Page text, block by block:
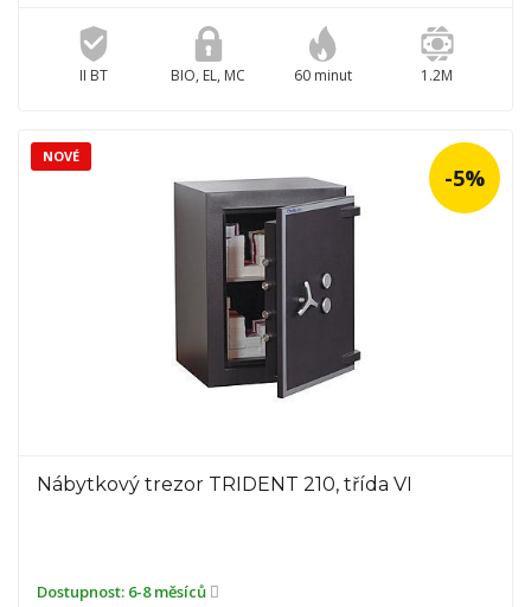
II BT BIO, EL, MC 60 minut 1.2M
Nábytkový trezor TRIDENT 210, třída VI
Dostupnost: 6-8 měsíců
NOVÉ
-5%